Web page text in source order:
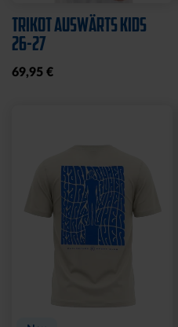
TRIKOT AUSWÄRTS KIDS
26-27
69,95 €